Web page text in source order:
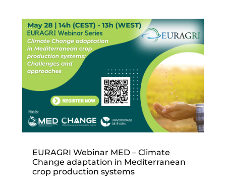
EURAGRI Webinar MED – Climate
Change adaptation in Mediterranean
crop production systems